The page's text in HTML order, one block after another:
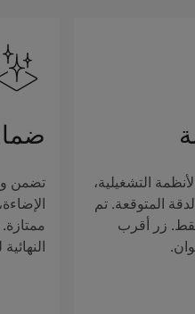
التشغيلية،
المتوقعة. تم
فقط. زر أقرب
تضمن